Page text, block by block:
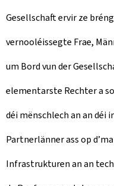
Gesellschaft ervir ze
vernooléissegte Frae,
um Bord vun der
elementarste Rechter a
déi mënschlech an an
Partnerlänner ass op
Infrastrukturen an an